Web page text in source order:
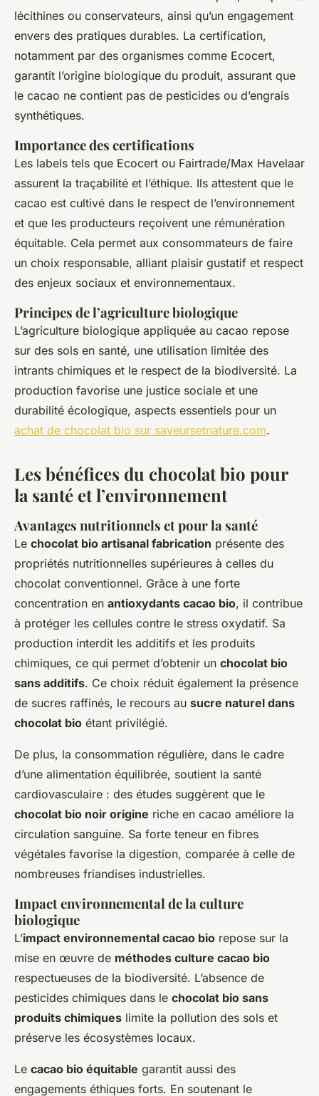
lécithines ou conservateurs, ainsi qu’un engagement
envers des pratiques durables. La certification,
notamment par des organismes comme Ecocert,
garantit l’origine biologique du produit, assurant que
le cacao ne contient pas de pesticides ou d’engrais
synthétiques.
Importance des certifications
Les labels tels que Ecocert ou Fairtrade/Max Havelaar
assurent la traçabilité et l’éthique. Ils attestent que le
cacao est cultivé dans le respect de l’environnement
et que les producteurs reçoivent une rémunération
équitable. Cela permet aux consommateurs de faire
un choix responsable, alliant plaisir gustatif et respect
des enjeux sociaux et environnementaux.
Principes de l’agriculture biologique
L’agriculture biologique appliquée au cacao repose
sur des sols en santé, une utilisation limitée des
intrants chimiques et le respect de la biodiversité. La
production favorise une justice sociale et une
durabilité écologique, aspects essentiels pour un
achat de chocolat bio sur saveursetnature.com.
Les bénéfices du chocolat bio pour
la santé et l’environnement
Avantages nutritionnels et pour la santé
Le chocolat bio artisanal fabrication présente des
propriétés nutritionnelles supérieures à celles du
chocolat conventionnel. Grâce à une forte
concentration en antioxydants cacao bio, il contribue
à protéger les cellules contre le stress oxydatif. Sa
production interdit les additifs et les produits
chimiques, ce qui permet d’obtenir un chocolat bio
sans additifs. Ce choix réduit également la présence
de sucres raffinés, le recours au sucre naturel dans
chocolat bio étant privilégié.
De plus, la consommation régulière, dans le cadre
d’une alimentation équilibrée, soutient la santé
cardiovasculaire : des études suggèrent que le
chocolat bio noir origine riche en cacao améliore la
circulation sanguine. Sa forte teneur en fibres
végétales favorise la digestion, comparée à celle de
nombreuses friandises industrielles.
Impact environnemental de la culture
biologique
L’impact environnemental cacao bio repose sur la
mise en œuvre de méthodes culture cacao bio
respectueuses de la biodiversité. L’absence de
pesticides chimiques dans le chocolat bio sans
produits chimiques limite la pollution des sols et
préserve les écosystèmes locaux.
Le cacao bio équitable garantit aussi des
engagements éthiques forts. En soutenant le